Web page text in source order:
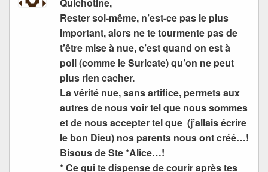
Rester soi-même, n’est-ce pas le plus
important, alors ne te tourmente pas de
t’être mise à nue, c’est quand on est à
poil (comme le Suricate) qu’on ne peut
plus rien cacher.
La vérité nue, sans artifice, permets aux
autres de nous voir tel que nous sommes
et de nous accepter tel que (j’allais écrire
le bon Dieu) nos parents nous ont créé…!
Bisous de Ste *Alice…!
* Ce qui te dispense de courir après tes